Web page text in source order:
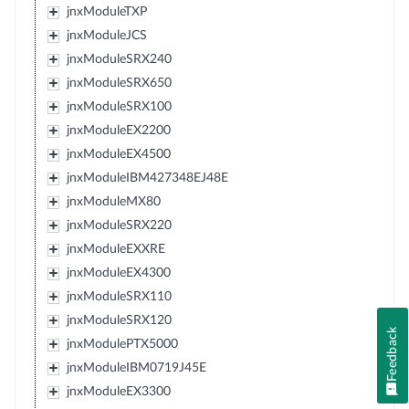
jnxModuleTXP
jnxModuleJCS
jnxModuleSRX240
jnxModuleSRX650
jnxModuleSRX100
jnxModuleEX2200
jnxModuleEX4500
jnxModuleIBM427348EJ48E
jnxModuleMX80
jnxModuleSRX220
jnxModuleEXXRE
jnxModuleEX4300
jnxModuleSRX110
jnxModuleSRX120
jnxModulePTX5000
jnxModuleIBM0719J45E
jnxModuleEX3300
Feedback